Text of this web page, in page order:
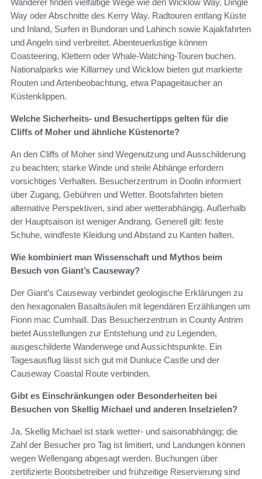
Wanderer finden vielfältige Wege wie den Wicklow Way, Dingle
Way oder Abschnitte des Kerry Way. Radtouren entlang Küste
und Inland, Surfen in Bundoran und Lahinch sowie Kajakfahrten
und Angeln sind verbreitet. Abenteuerlustige können
Coasteering, Klettern oder Whale-Watching-Touren buchen.
Nationalparks wie Killarney und Wicklow bieten gut markierte
Routen und Artenbeobachtung, etwa Papageitaucher an
Küstenklippen.
Welche Sicherheits- und Besuchertipps gelten für die
Cliffs of Moher und ähnliche Küstenorte?
An den Cliffs of Moher sind Wegenutzung und Ausschilderung
zu beachten; starke Winde und steile Abhänge erfordern
vorsichtiges Verhalten. Besucherzentrum in Doolin informiert
über Zugang, Gebühren und Wetter. Bootsfahrten bieten
alternative Perspektiven, sind aber wetterabhängig. Außerhalb
der Hauptsaison ist weniger Andrang. Generell gilt: feste
Schuhe, windfeste Kleidung und Abstand zu Kanten halten.
Wie kombiniert man Wissenschaft und Mythos beim
Besuch von Giant’s Causeway?
Der Giant’s Causeway verbindet geologische Erklärungen zu
den hexagonalen Basaltsäulen mit legendären Erzählungen um
Fionn mac Cumhaill. Das Besucherzentrum in County Antrim
bietet Ausstellungen zur Entstehung und zu Legenden,
ausgeschilderte Wanderwege und Aussichtspunkte. Ein
Tagesausflug lässt sich gut mit Dunluce Castle und der
Causeway Coastal Route verbinden.
Gibt es Einschränkungen oder Besonderheiten bei
Besuchen von Skellig Michael und anderen Inselzielen?
Ja. Skellig Michael ist stark wetter- und saisonabhängig; die
Zahl der Besucher pro Tag ist limitiert, und Landungen können
wegen Wellengang abgesagt werden. Buchungen über
zertifizierte Bootsbetreiber und frühzeitige Reservierung sind